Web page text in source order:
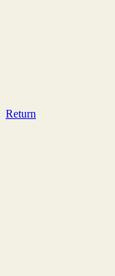
Return